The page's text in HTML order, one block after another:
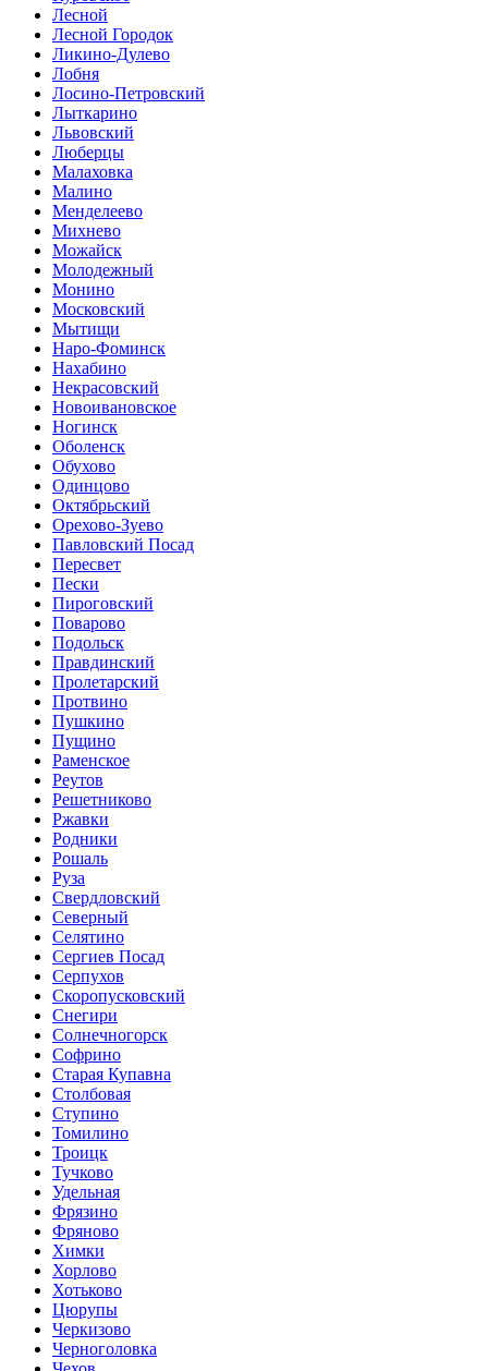
Лесной
Лесной Городок
Ликино-Дулево
Лобня
Лосино-Петровский
Лыткарино
Львовский
Люберцы
Малаховка
Малино
Менделеево
Михнево
Можайск
Молодежный
Монино
Московский
Мытищи
Наро-Фоминск
Нахабино
Некрасовский
Новоивановское
Ногинск
Оболенск
Обухово
Одинцово
Октябрьский
Орехово-Зуево
Павловский Посад
Пересвет
Пески
Пироговский
Поварово
Подольск
Правдинский
Пролетарский
Протвино
Пушкино
Пущино
Раменское
Реутов
Решетниково
Ржавки
Родники
Рошаль
Руза
Свердловский
Северный
Селятино
Сергиев Посад
Серпухов
Скоропусковский
Снегири
Солнечногорск
Софрино
Старая Купавна
Столбовая
Ступино
Томилино
Троицк
Тучково
Удельная
Фрязино
Фряново
Химки
Хорлово
Хотьково
Цюрупы
Черкизово
Черноголовка